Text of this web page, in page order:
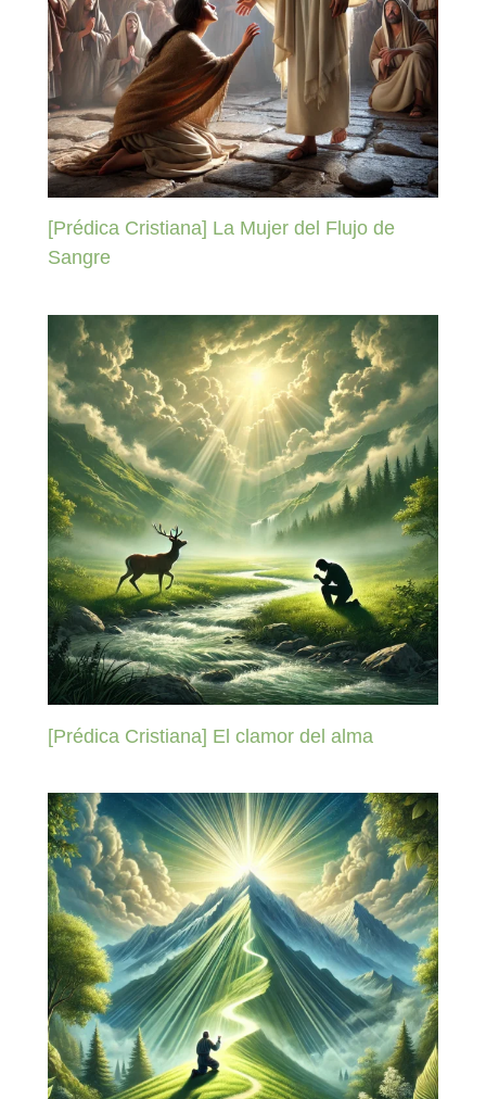
[Prédica Cristiana] La Mujer del Flujo de
Sangre
[Prédica Cristiana] El clamor del alma